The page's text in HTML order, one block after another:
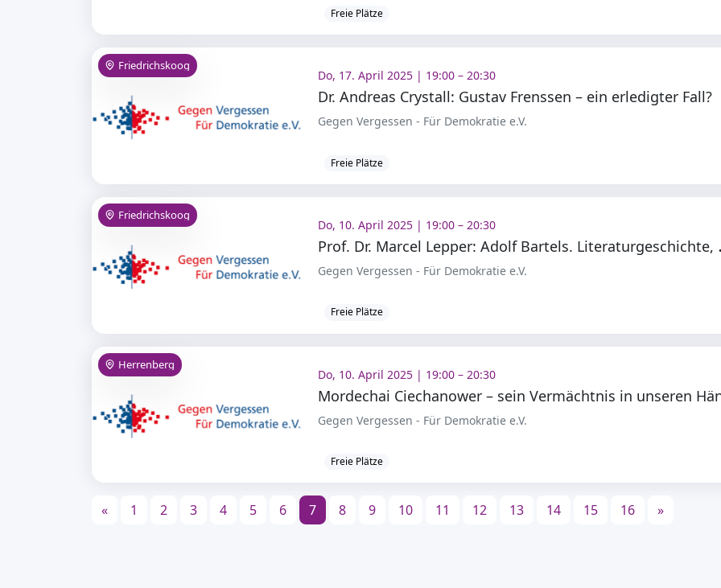
Freie Plätze
Friedrichskoog
Do, 17. April 2025 | 19:00 – 20:30
Dr. Andreas Crystall: Gustav Frenssen – ein erledigter Fall?
Gegen Vergessen - Für Demokratie e.V.
Freie Plätze
Friedrichskoog
Do, 10. April 2025 | 19:00 – 20:30
rof. Dr.
Gegen Vergessen - Für Demokratie e.V.
Freie Plätze
Herrenberg
Do, 10. April 2025 | 19:00 – 20:30
Gegen Vergessen - Für Demokratie e.V.
Freie Plätze
« 1 2 3 4 5 6 7 8 9 10 11 12 13 14 15 16 »